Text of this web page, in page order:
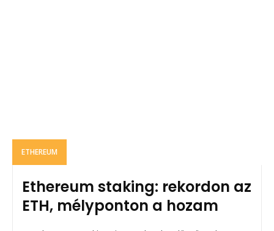
ETHEREUM
Ethereum staking: rekordon az
ETH, mélyponton a hozam